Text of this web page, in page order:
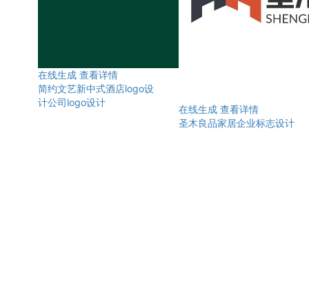
在线生成 查看详情
简约文艺新中式酒店logo设
计公司logo设计
在线生成 查看详情
圣木良品家居企业标志设计